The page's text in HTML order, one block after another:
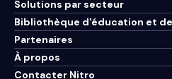
Solutions par secteur
Bibliothèque d'éducation et
Partenaires
À propos
Contacter Nitro